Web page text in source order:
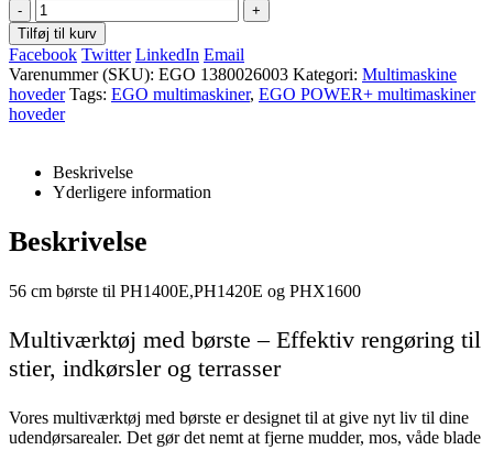
var:
2.125,00 kr..1.995,00 kr..
-
+
Tilføj til kurv
Facebook Twitter LinkedIn Email
Varenummer (SKU): EGO 1380026003 Kategori: Multimaskine
hoveder Tags: EGO multimaskiner, EGO POWER+ multimaskiner
hoveder
Beskrivelse
Yderligere information
Beskrivelse
56 cm børste til PH1400E,PH1420E og PHX1600
Multiværktøj med børste – Effektiv rengøring til
stier, indkørsler og terrasser
Vores multiværktøj med børste er designet til at give nyt liv til dine
udendørsarealer. Det gør det nemt at fjerne mudder, mos, våde blade